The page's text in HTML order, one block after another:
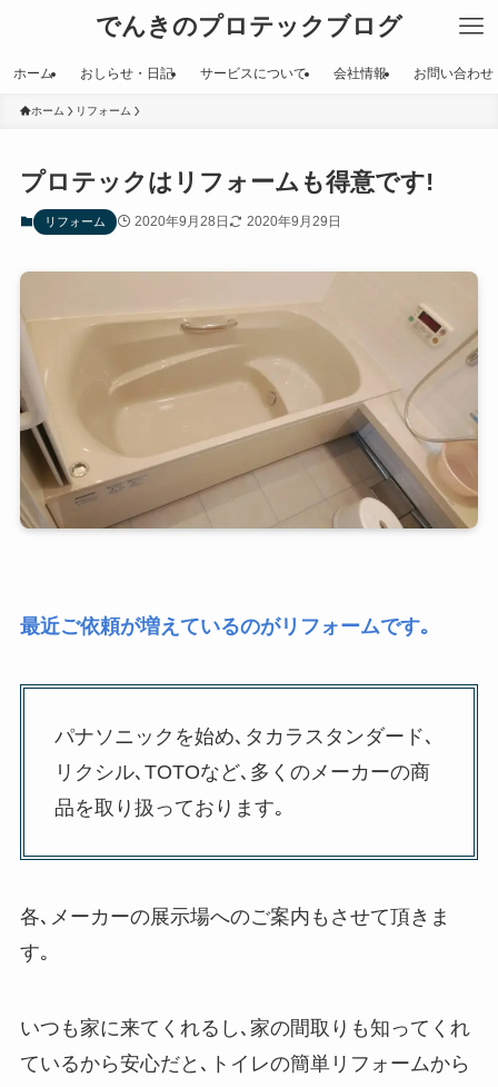
でんきのプロテックブログ
ホーム おしらせ・日記 サービスについて 会社情報 お問い合わせ
ホーム リフォーム
プロテックはリフォームも得意です!
リフォーム 2020年9月28日 2020年9月29日
最近ご依頼が増えているのがリフォームです｡
パナソニックを始め､タカラスタンダード､
リクシル､TOTOなど､多くのメーカーの商
品を取り扱っております｡
各､メーカーの展示場へのご案内もさせて頂きま
す｡
いつも家に来てくれるし､家の間取りも知ってくれ
ているから安心だと､トイレの簡単リフォームから